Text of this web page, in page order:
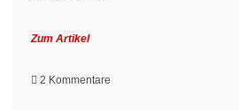
Zum Artikel
2 Kommentare